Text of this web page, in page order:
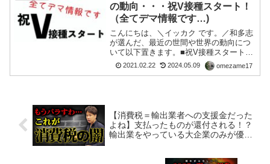
の動向・・・祝V接種スタート！
（全てデマ情報です…)
こんにちは、＼イッカク です。／和多志
が選んだ、最近の世間や世界の動向につ
いて以下置きます。■祝V接種スタート！
（全てデマ情報です...)■三上編集長＆mi-
coへの質問コーナー MUTube（ムー チュ
2021.02.22 2024.05.09 omezame17
【消費税＝輸出業者への支援金だった
よね】支払ったものが還付される！？
輸出業をやっている大企業のみが優遇